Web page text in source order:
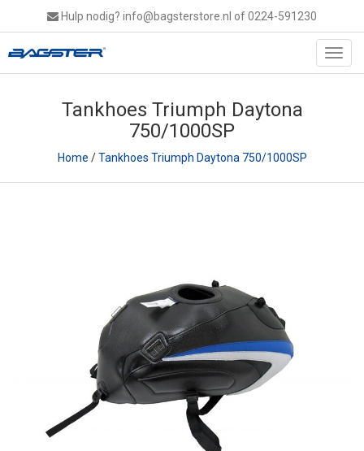
Hulp nodig? info@bagsterstore.nl of 0224-591230
Tankhoes Triumph Daytona
750/1000SP
Home /Tankhoes Triumph Daytona 750/1000SP